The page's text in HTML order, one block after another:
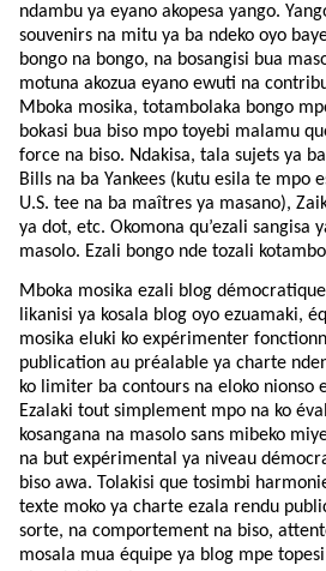
ndambu ya eyano akopesa yango.
souvenirs na mitu ya ba ndeko oyo
bongo na bongo, na bosangisi bua
motuna akozua eyano ewuti na
Mboka mosika, totambolaka bongo
bokasi bua biso mpo toyebi malamu
force na biso. Ndakisa, tala sujets ya
Bills na ba Yankees (kutu esila te mpo
U.S. tee na ba maîtres ya masano),
ya dot, etc. Okomona qu’ezali sangisa
masolo. Ezali bongo nde tozali
Mboka mosika ezali blog
likanisi ya kosala blog oyo ezuamaki,
mosika eluki ko expérimenter
publication au préalable ya charte
ko limiter ba contours na eloko nionso
Ezalaki tout simplement mpo na ko
kosangana na masolo sans mibeko
na but expérimental ya niveau
biso awa. Tolakisi que tosimbi
texte moko ya charte ezala rendu
sorte, na comportement na biso,
mosala mua équipe ya blog mpe